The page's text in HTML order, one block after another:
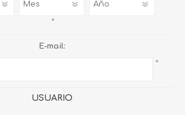
*
E-mail:
*
USUARIO